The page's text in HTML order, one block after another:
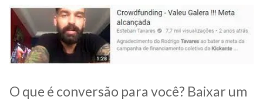
O que é conversão para você? Baixar um